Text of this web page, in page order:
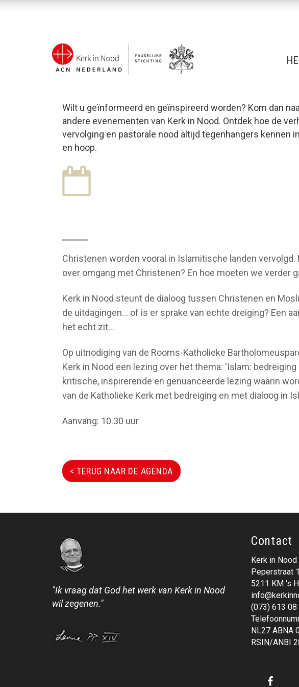
Wilt u geïnformeerd en geïnspireerd worden? Kom dan
andere evenementen van Kerk in Nood. Ontdek hoe de
vervolging en pastorale nood altijd tegenhangers kennen
en hoop.
Christenen worden vooral in Islamitische landen
over omgang met Christenen? En hoe moeten we verder
Kerk in Nood steunt de dialoog tussen Christenen en
de uitdagingen... of is er sprake van echte dreiging? Een
het echt zit…
Op uitnodiging van de Rooms-Katholieke
Kerk in Nood een lezing over het thema: 'Islam:
kritische, inspirerende en genuanceerde lezing waarin
van de Katholieke Kerk met bedreiging en met dialoog in
Aanvang: 10.30 uur
< TERUG NAAR DE AGENDA
"Ik vraag dat God het werk van Kerk in Nood
wil zegenen."
Contact
Kerk in Nood
Peperstraat
5211 KM 's
(073) 613 08
NL27 ABNA
RSIN/ANBI